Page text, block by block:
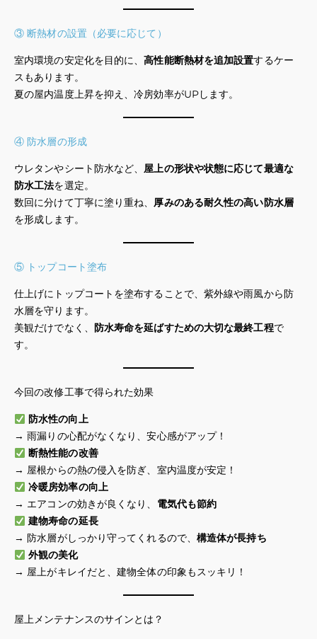
③ 断熱材の設置（必要に応じて）
室内環境の安定化を目的に、高性能断熱材を追加設置するケー
スもあります。
夏の屋内温度上昇を抑え、冷房効率がUPします。
④ 防水層の形成
ウレタンやシート防水など、 屋上の形状や状態に応じて最適な
防水工法を選定。
数回に分けて丁寧に塗り重ね、 厚みのある耐久性の高い防水層
を形成します。
⑤ トップコート塗布
仕上げにトップコートを塗布することで、紫外線や雨風から防
水層を守ります。
美観だけでなく、 防水寿命を延ばすための大切な最終工程で
す。
今回の改修工事で得られた効果
防水性の向上
→ 雨漏りの心配がなくなり、安心感がアップ！
断熱性能の改善
→ 屋根からの熱の侵入を防ぎ、室内温度が安定！
冷暖房効率の向上
→ エアコンの効きが良くなり、 電気代も節約
建物寿命の延長
→ 防水層がしっかり守ってくれるので、 構造体が長持ち
外観の美化
→ 屋上がキレイだと、建物全体の印象もスッキリ！
屋上メンテナンスのサインとは？